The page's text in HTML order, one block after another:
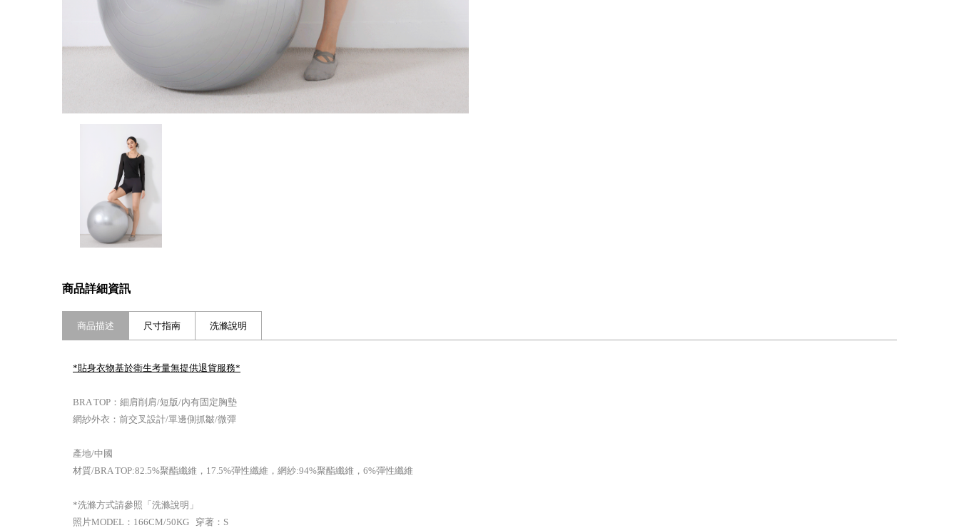
商品詳細資訊
商品描述 尺寸指南 洗滌說明
*貼身衣物基於衛生考量無提供退貨服務*
BRA TOP：細肩削肩/短版/內有固定胸墊
網紗外衣：前交叉設計/單邊側抓皺/微彈
產地/中國
材質/BRA TOP:82.5%聚酯纖維，17.5%彈性纖維，網紗:94%聚酯纖維，6%彈性纖維
*洗滌方式請參照「洗滌說明」
照片MODEL：166CM/50KG 穿著：S